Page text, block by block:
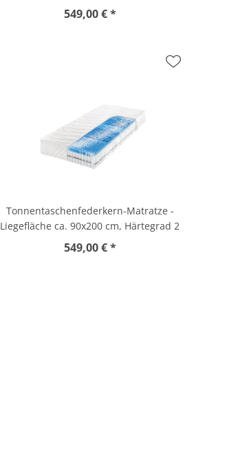
549,00 € *
Tonnentaschenfederkern-Matratze -
Liegefläche ca. 90x200 cm, Härtegrad 2
549,00 € *